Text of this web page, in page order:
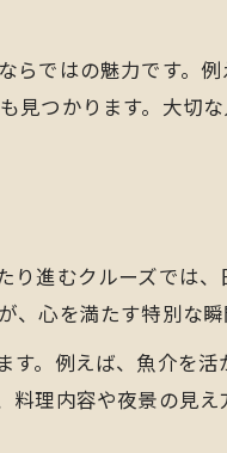
ではの魅力です。
つかります。大切な
進むクルーズでは
心を満たす特別な瞬
。例えば、魚介を
料理内容や夜景の見